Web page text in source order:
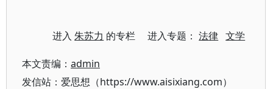
进入朱苏力 的专栏 进入专题：法律 文学
本文责编： admin
发信站：爱思想（https://www.aisixiang.com）